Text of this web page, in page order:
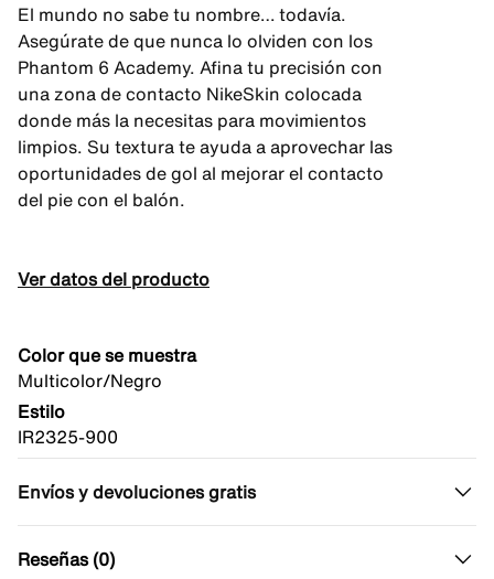
El mundo no sabe tu nombre… todavía.
Asegúrate de que nunca lo olviden con los
Phantom 6 Academy. Afina tu precisión con
una zona de contacto NikeSkin colocada
donde más la necesitas para movimientos
limpios. Su textura te ayuda a aprovechar las
oportunidades de gol al mejorar el contacto
del pie con el balón.
Ver datos del producto
Color que se muestra
Multicolor/Negro
Estilo
IR2325-900
Envíos y devoluciones gratis
Reseñas (0)